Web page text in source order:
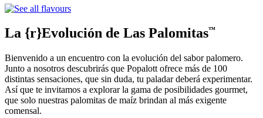
La {r}Evolución de Las Palomitas™
Bienvenido a un encuentro con la evolución del sabor palomero.
Junto a nosotros descubrirás que Popalott ofrece más de 100
distintas sensaciones, que sin duda, tu paladar deberá experimentar.
Así que te invitamos a explorar la gama de posibilidades gourmet,
que solo nuestras palomitas de maíz brindan al más exigente
comensal.